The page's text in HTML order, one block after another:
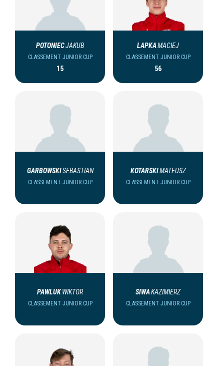
POTONIECJAKUB
CLASSEMENT JUNIOR CUP
15
LAPKAMACIEJ
CLASSEMENT JUNIOR CUP
56
GARBOWSKISEBASTIAN
CLASSEMENT JUNIOR CUP
KOTARSKIMATEUSZ
CLASSEMENT JUNIOR CUP
PAWLUKWIKTOR
CLASSEMENT JUNIOR CUP
SIWAKAZIMIERZ
CLASSEMENT JUNIOR CUP